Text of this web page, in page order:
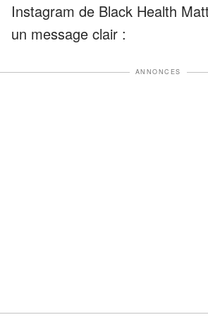
Instagram de Black Health
un message clair :
ANNONCES